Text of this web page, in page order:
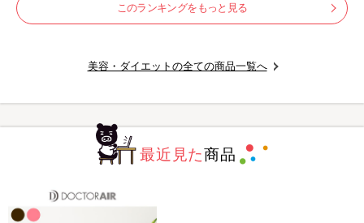
このランキングをもっと見る
美容・ダイエットの全ての商品一覧へ
最近見た商品